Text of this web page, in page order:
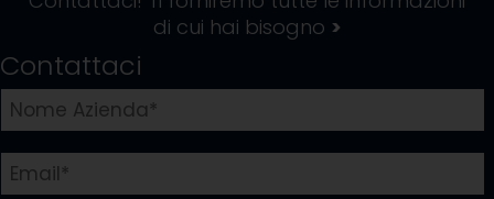
di cui hai bisogno >
Contattaci